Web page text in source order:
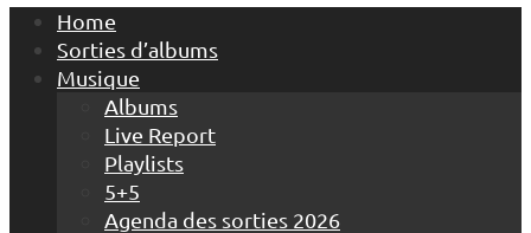
Home
Sorties d’albums
Musique
Albums
Live Report
Playlists
5+5
Agenda des sorties 2026